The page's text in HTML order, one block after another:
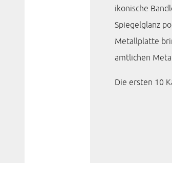
ikonische
Spiegelglanz
Metallplatte
amtlichen
Die ersten 10